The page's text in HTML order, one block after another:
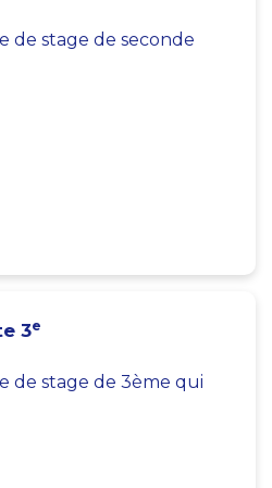
de stage de seconde
3e
de stage de 3ème qui